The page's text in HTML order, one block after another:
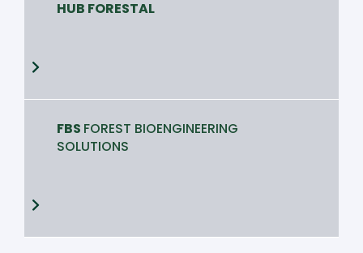
HUB FORESTAL
FBS FOREST BIOENGINEERING
SOLUTIONS